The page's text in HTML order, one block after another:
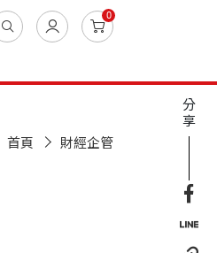
0
首頁 財經企管
分
享